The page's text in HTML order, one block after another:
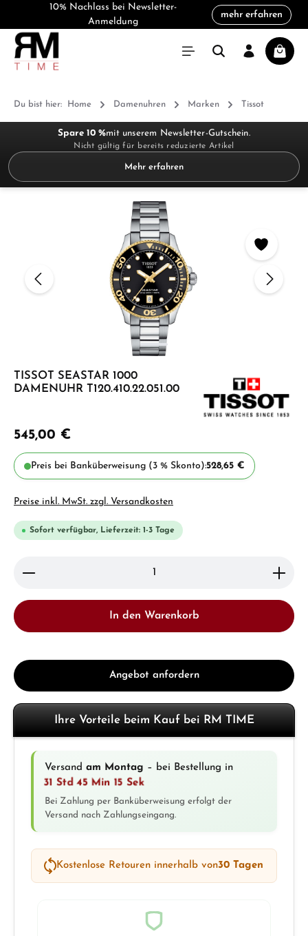
10% Nachlass bei Newsletter-
Anmeldung
mehr erfahren
Du bist hier: Home Damenuhren Marken Tissot
Spare 10 %mit unserem Newsletter-Gutschein.
Nicht gültig für bereits reduzierte Artikel
Mehr erfahren
Bildergalerie überspringen
TISSOT SEASTAR 1000
DAMENUHR T120.410.22.051.00
545,00 €
Preis bei Banküberweisung (3 % Skonto):528,65 €
Preise inkl. MwSt. zzgl. Versandkosten
Sofort verfügbar, Lieferzeit: 1-3 Tage
Produkt Anzahl: Gib den gewünschten Wert ein
In den Warenkorb
Angebot anfordern
Ihre Vorteile beim Kauf bei RM TIME
Versand am Montag – bei Bestellung in
31 Std 45 Min 15 Sek
Bei Zahlung per Banküberweisung erfolgt der
Versand nach Zahlungseingang.
Kostenlose Retouren innerhalb von30 Tagen